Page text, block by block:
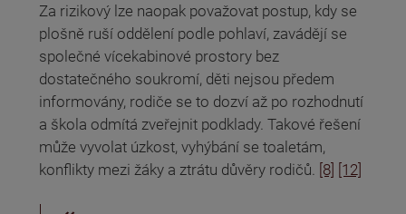
Za rizikový lze naopak považovat postup, kdy se
plošně ruší oddělení podle pohlaví, zavádějí se
společné vícekabinové prostory bez
dostatečného soukromí, děti nejsou předem
informovány, rodiče se to dozví až po rozhodnutí
a škola odmítá zveřejnit podklady. Takové řešení
může vyvolat úzkost, vyhýbání se toaletám,
konflikty mezi žáky a ztrátu důvěry rodičů. [8] [12]